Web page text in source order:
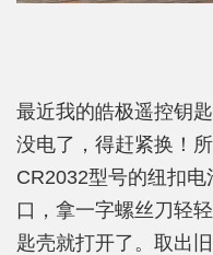
最近我的皓极遥控钥
没电了，得赶紧换！
CR2032型号的纽扣
口，拿一字螺丝刀轻
匙壳就打开了。取出